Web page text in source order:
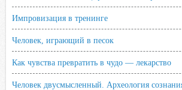
Импровизация в тренинге
Человек, играющий в песок
Как чувства превратить в чудо — лекарство
Человек двусмысленный. Археология